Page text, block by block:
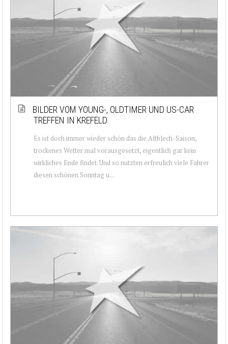
BILDER VOM YOUNG-, OLDTIMER UND US-CAR
TREFFEN IN KREFELD
Es ist doch immer wieder schön das die Altblech-Saison,
trockenes Wetter mal vorausgesetzt, eigentlich gar kein
wirkliches Ende findet. Und so nutzten erfreulich viele Fahrer
diesen schönen Sonntag u...